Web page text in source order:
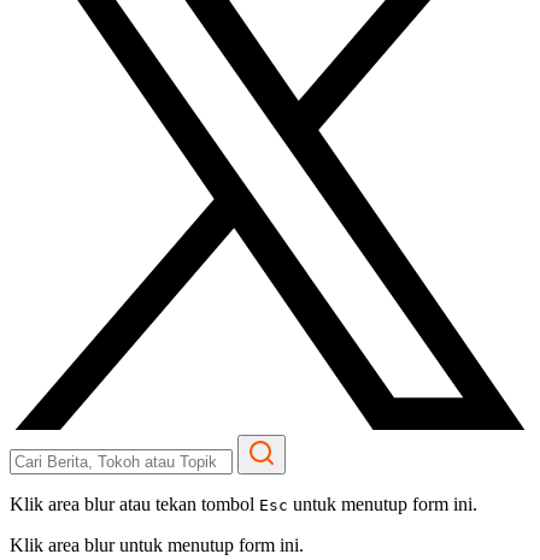
Klik area blur atau tekan tombol Esc untuk menutup form ini.
Klik area blur untuk menutup form ini.